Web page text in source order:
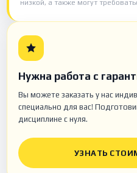
низкой, а также могут
Нужна работа с
Вы можете заказать у нас
специально для вас!
дисциплине с нуля.
УЗНАТЬ